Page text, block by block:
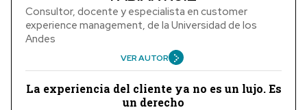
Consultor, docente y especialista en customer
experience management, de la Universidad de los
Andes
VER AUTOR
La experiencia del cliente ya no es un lujo. Es
un derecho